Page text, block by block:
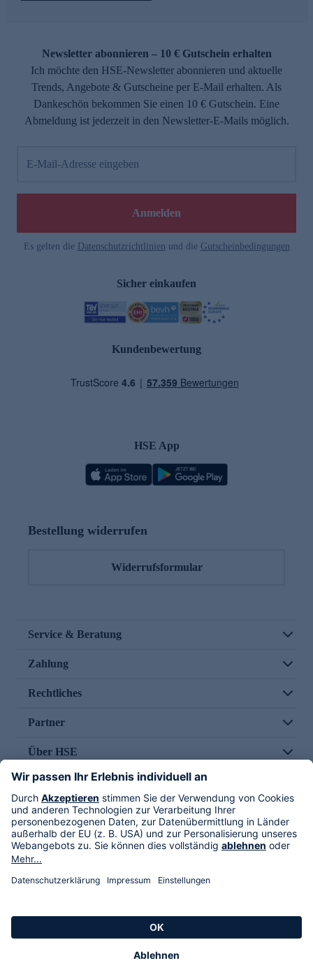
Newsletter abonnieren – 10 € Gutschein erhalten
Ich möchte den HSE-Newsletter abonnieren und aktuelle
Trends, Angebote & Gutscheine per E-Mail erhalten. Als
Dankeschön bekommen Sie einen 10 € Gutschein. Eine
Abmeldung ist jederzeit in den Newsletter-E-Mails möglich.
E-Mail-Adresse eingeben
Anmelden
Es gelten die Datenschutzrichtlinien und die Gutscheinbedingungen
Sicher einkaufen
Kundenbewertung
HSE App
Bestellung widerrufen
Widerrufsformular
Service & Beratung
Zahlung
Rechtliches
Partner
Über HSE
Im TV
HSE International